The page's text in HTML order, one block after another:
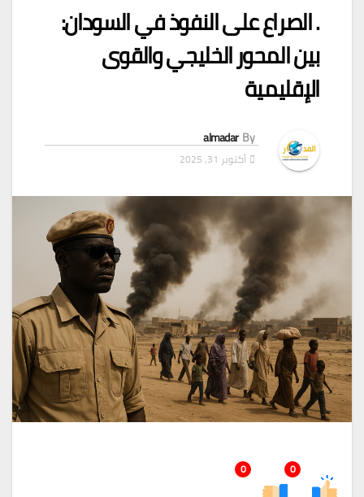
. الصراع على النفوذ في السودان:
بين المحور الخليجي والقوى
الإقليمية
By
almadar
أكتوبر 31, 2025
0
0